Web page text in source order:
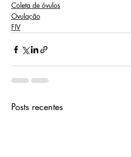
Coleta de óvulos
Ovulação
FIV
Posts recentes